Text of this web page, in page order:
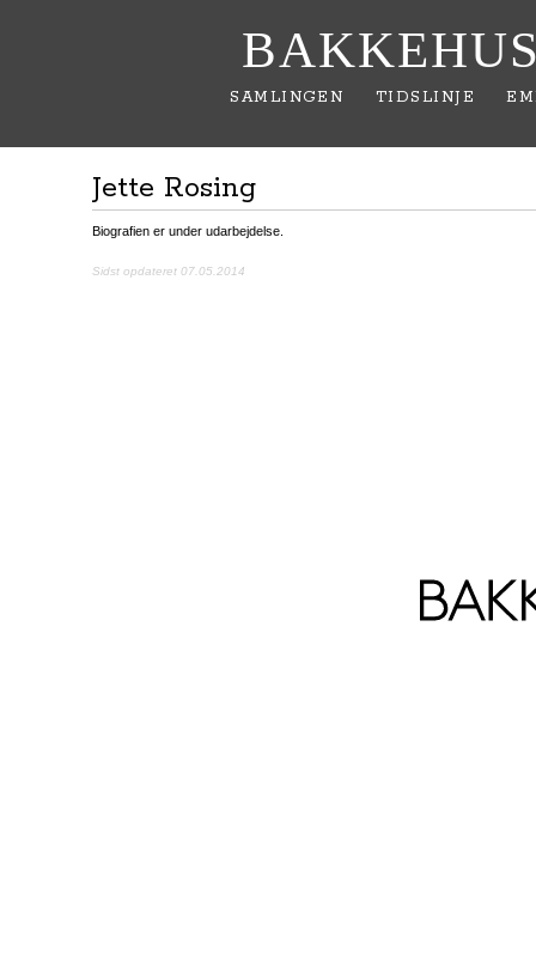
SAMLINGEN TIDSLINJE
Jette Rosing
Biografien er under udarbejdelse.
Sidst opdateret 07.05.2014